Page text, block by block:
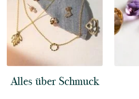
Alles über Schmuck